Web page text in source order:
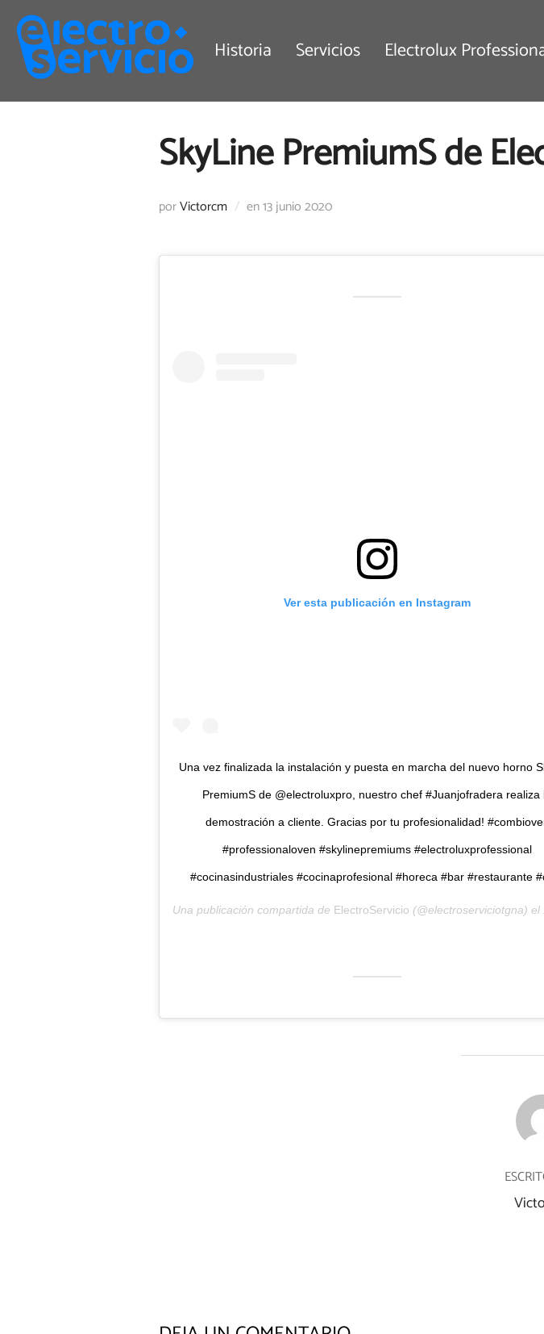
Saltar
contenido
Historia Servicios Electrolux
SkyLine PremiumS de
porVictorcm enPublicado
13 junio 2020
Ver esta publicación en Instagram
Una vez finalizada la instalación y puesta en marcha del nuevo horno
PremiumS de @electroluxpro, nuestro chef #Juanjofradera realiza
demostración a cliente. Gracias por tu profesionalidad!
#professionaloven #skylinepremiums #electroluxprofessional
#cocinasindustriales #cocinaprofesional #horeca #bar #restaurante
Una publicación compartida de ElectroServicio (@electroserviciotgna) el
AUTOR DE